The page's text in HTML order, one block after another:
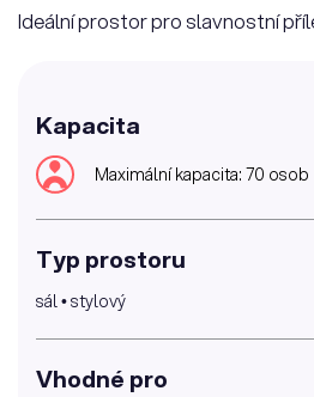
Ideální prostor pro slavnostní
Kapacita
Maximální kapacita: 70 osob
Typ prostoru
sál • stylový
Vhodné pro